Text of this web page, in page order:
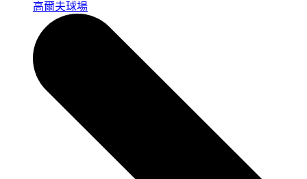
高爾夫球場